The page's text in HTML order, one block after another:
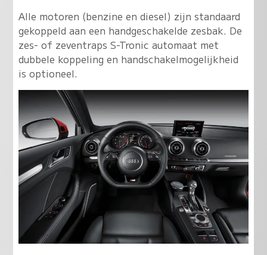
Alle motoren (benzine en diesel) zijn standaard
gekoppeld aan een handgeschakelde zesbak. De
zes- of zeventraps S-Tronic automaat met
dubbele koppeling en handschakelmogelijkheid
is optioneel.